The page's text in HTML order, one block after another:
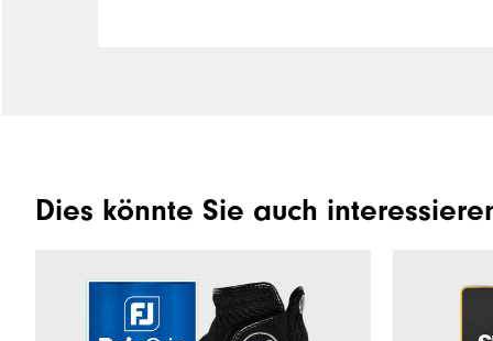
Dies könnte Sie auch